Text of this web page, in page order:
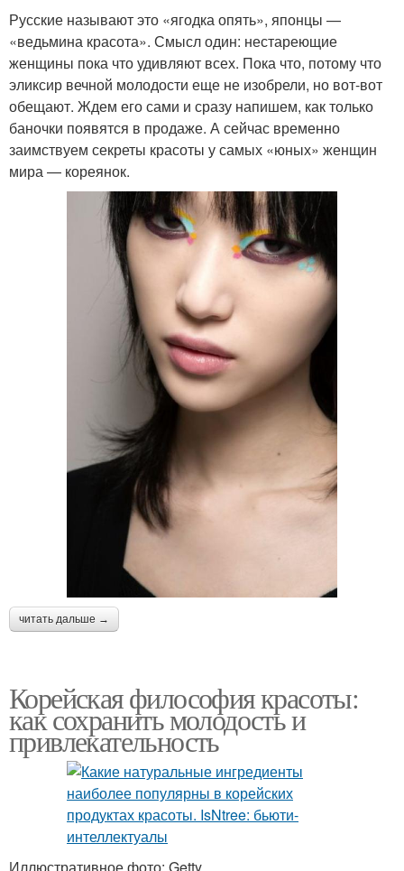
Русские называют это «ягодка опять», японцы —
«ведьмина красота». Смысл один: нестареющие
женщины пока что удивляют всех. Пока что, потому что
эликсир вечной молодости еще не изобрели, но вот-вот
обещают. Ждем его сами и сразу напишем, как только
баночки появятся в продаже. А сейчас временно
заимствуем секреты красоты у самых «юных» женщин
мира — кореянок.
читать дальше →
Корейская философия красоты:
как сохранить молодость и
привлекательность